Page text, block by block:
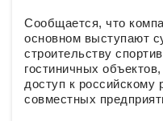
Сообщается, что
основном выступают
строительству
гостиничных
доступ к российскому
совместных